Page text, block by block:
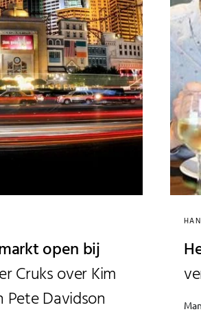
open bij
Cruks over Kim
Pete Davidson